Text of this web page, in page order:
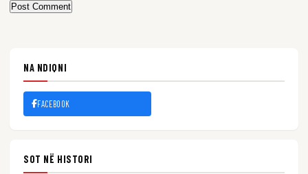
Post Comment
NA NDIQNI
FACEBOOK
SOT NË HISTORI